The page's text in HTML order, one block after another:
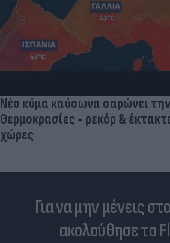
πολλές
«Μια θεά για τον
εντυπωσίασε
Για να μην μένεις
ακολούθησε το